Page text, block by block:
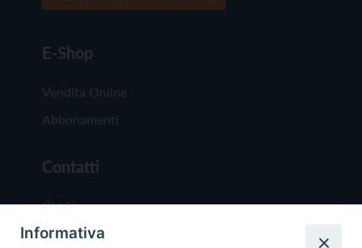
E-Shop
Vendita Online
Abbonamenti
Contatti
Chi Siamo
Redazione
Informativa